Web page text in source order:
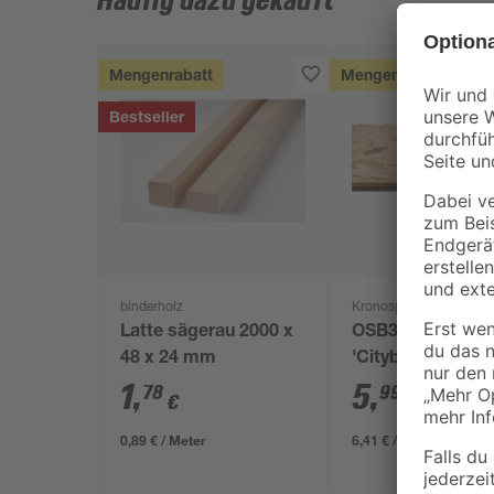
Mengenrabatt
Bestseller
binderholz
Latte sägerau 2000 x
48 x 24 mm
1,78 €
0,89 € / Meter
Mengenrabatt
Kronospan
OSB3-
'Cityboard'
ungeschliffen
634 x 12 mm
5,99
/ m²
6,41 € / Pack